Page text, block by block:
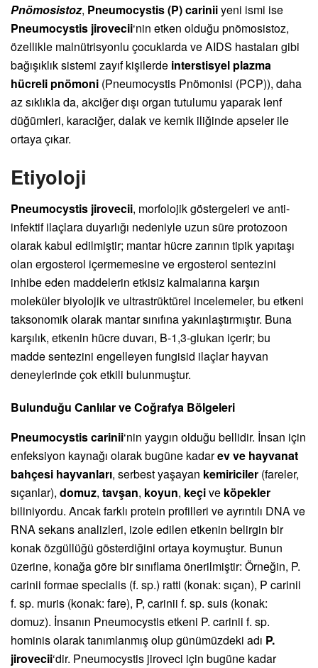
Pnömosistoz, Pneumocystis (P) cariniiyeni ismi ise
Pneumocystis jirovecii‘nin etken olduğu pnömosistoz,
özellikle malnütrisyonlu çocuklarda ve AIDS hastaları gibi
bağışıklık sistemi zayıf kişilerde interstisyel plazma
hücreli pnömoni (Pneumocystis Pnömonisi (PCP)), daha
az sıklıkla da, akciğer dışı organ tutulumu yaparak lenf
düğümleri, karaciğer, dalak ve kemik iliğinde apseler ile
ortaya çıkar.
Etiyoloji
Pneumocystis jirovecii, morfolojik göstergeleri ve anti-
infektif ilaçlara duyarlığı nedeniyle uzun süre protozoon
olarak kabul edilmiştir; mantar hücre zarının tipik yapıtaşı
olan ergosterol içermemesine ve ergosterol sentezini
inhibe eden maddelerin etkisiz kalmalarına karşın
moleküler biyolojik ve ultrastrüktürel incelemeler, bu etkeni
taksonomik olarak mantar sınıfına yakınlaştırmıştır. Buna
karşılık, etkenin hücre duvarı, B-1,3-glukan içerir; bu
madde sentezini engelleyen fungisid ilaçlar hayvan
deneylerinde çok etkili bulunmuştur.
Bulunduğu Canlılar ve Coğrafya Bölgeleri
Pneumocystis carinii‘nin yaygın olduğu bellidir. İnsan için
enfeksiyon kaynağı olarak bugüne kadarev ve hayvanat
bahçesi hayvanları, serbest yaşayan kemiriciler (fareler,
sıçanlar), domuz, tavşan, koyun, keçive köpekler
biliniyordu. Ancak farklı protein profilleri ve ayrıntılı DNA ve
RNA sekans analizleri, izole edilen etkenin belirgin bir
konak özgüllüğü gösterdiğini ortaya koymuştur. Bunun
üzerine, konağa göre bir sınıflama önerilmiştir: Örneğin, P.
carinii formae specialis (f. sp.) ratti (konak: sıçan), P carinii
f. sp. muris (konak: fare), P, carinii f. sp. suis (konak:
domuz). İnsanın Pneumocystis etkeni P. carinii f. sp.
hominis olarak tanımlanmış olup günümüzdeki adı P.
jirovecii‘dir. Pneumocystis jiroveci için bugüne kadar